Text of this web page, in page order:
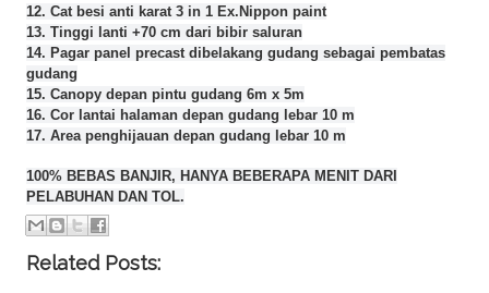
12. Cat besi anti karat 3 in 1 Ex.Nippon paint
13. Tinggi lanti +70 cm dari bibir saluran
14. Pagar panel precast dibelakang gudang sebagai pembatas
gudang
15. Canopy depan pintu gudang 6m x 5m
16. Cor lantai halaman depan gudang lebar 10 m
17. Area penghijauan depan gudang lebar 10 m
100% BEBAS BANJIR, HANYA BEBERAPA MENIT DARI
PELABUHAN DAN TOL.
Related Posts: